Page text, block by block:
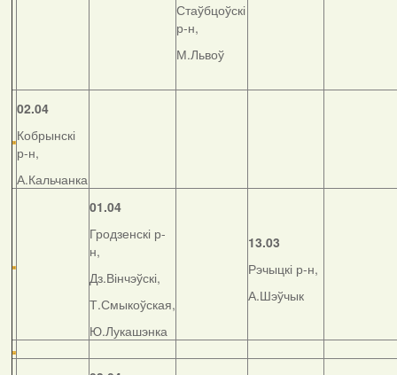
Стаўбцоўскі
р-н,
М.Львоў
02.04
Кобрынскі
р-н,
А.Кальчанка
01.04
Гродзенскі р-
н,
Дз.Вінчэўскі,
Т.Смыкоўская,
Ю.Лукашэнка
13.03
Рэчыцкі р-н,
А.Шэўчык